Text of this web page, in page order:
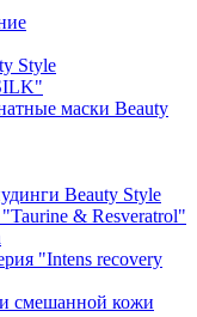
Style
маски Beauty
Beauty Style
& Resveratrol"
"Intens recovery
смешанной кожи